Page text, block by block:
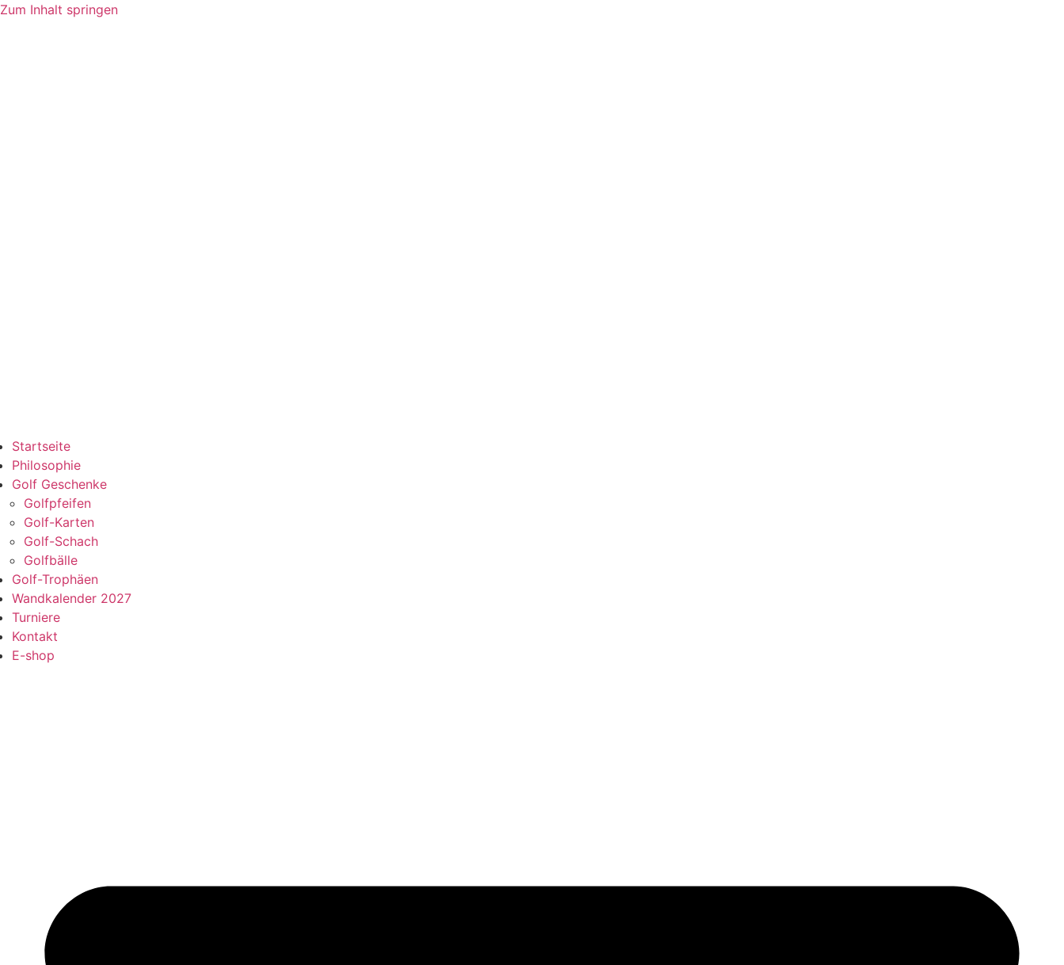
Zum Inhalt springen
Startseite
Philosophie
Golf Geschenke
Golfpfeifen
Golf-Karten
Golf-Schach
Golfbälle
Golf-Trophäen
Wandkalender 2027
Turniere
Kontakt
E-shop